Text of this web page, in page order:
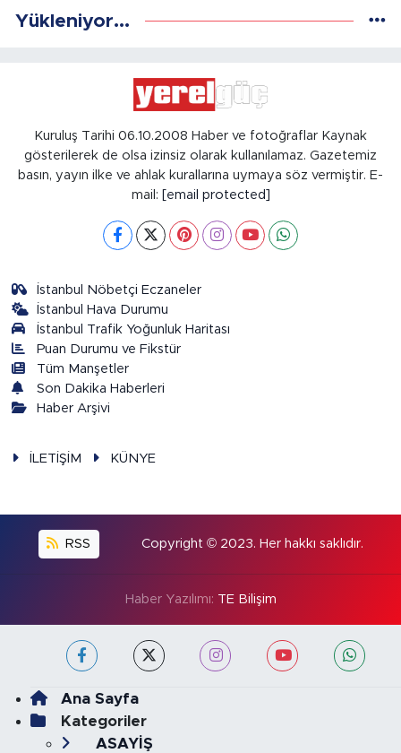
Yükleniyor...
Kuruluş Tarihi 06.10.2008 Haber ve fotoğraflar Kaynak
gösterilerek de olsa izinsiz olarak kullanılamaz. Gazetemiz
basın, yayın ilke ve ahlak kurallarına uymaya söz vermiştir. E-
mail: [email protected]
İstanbul Nöbetçi Eczaneler
İstanbul Hava Durumu
İstanbul Trafik Yoğunluk Haritası
Puan Durumu ve Fikstür
Tüm Manşetler
Son Dakika Haberleri
Haber Arşivi
İLETİŞİM KÜNYE
RSS Copyright © 2023. Her hakkı saklıdır.
Haber Yazılımı: TE Bilişim
Ana Sayfa
Kategoriler
ASAYİŞ